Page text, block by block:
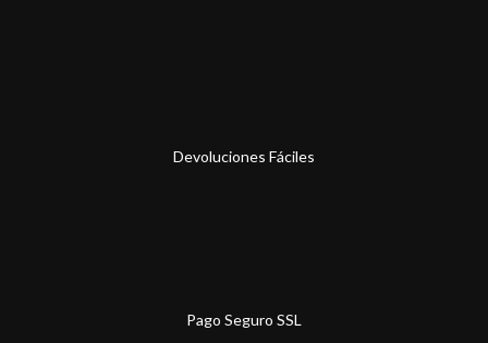
Devoluciones Fáciles
Pago Seguro SSL